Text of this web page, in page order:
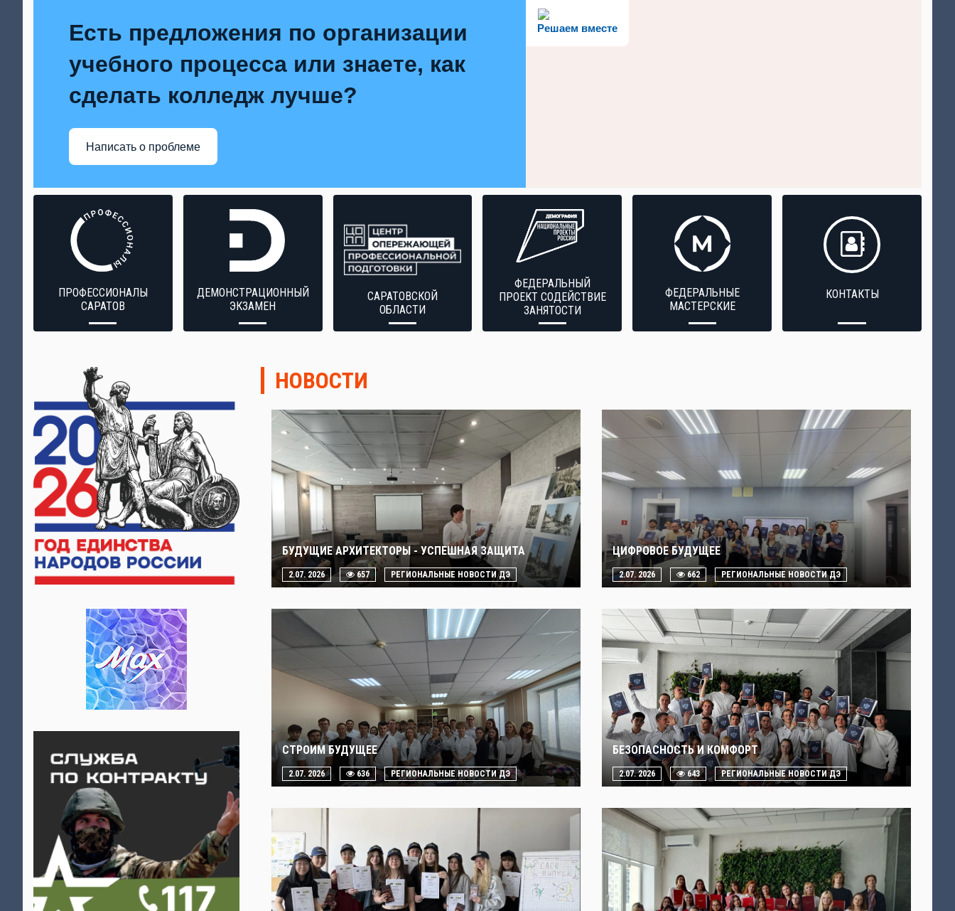
Решаем вместе
Есть предложения по организации
учебного процесса или знаете, как
сделать колледж лучше?
Написать о проблеме
ПРОФЕССИОНАЛЫ
САРАТОВ
ДЕМОНСТРАЦИОННЫЙ
ЭКЗАМЕН
САРАТОВСКОЙ
ОБЛАСТИ
ФЕДЕРАЛЬНЫЙ
ПРОЕКТ СОДЕЙСТВИЕ
ЗАНЯТОСТИ
ФЕДЕРАЛЬНЫЕ
МАСТЕРСКИЕ
КОНТАКТЫ
НОВОСТИ
БУДУЩИЕ АРХИТЕКТОРЫ - УСПЕШНАЯ ЗАЩИТА
2.07. 2026 657 РЕГИОНАЛЬНЫЕ НОВОСТИ ДЭ
ЦИФРОВОЕ БУДУЩЕЕ
2.07. 2026 662 РЕГИОНАЛЬНЫЕ НОВОСТИ ДЭ
СТРОИМ БУДУЩЕЕ
2.07. 2026 636 РЕГИОНАЛЬНЫЕ НОВОСТИ ДЭ
БЕЗОПАСНОСТЬ И КОМФОРТ
2.07. 2026 643 РЕГИОНАЛЬНЫЕ НОВОСТИ ДЭ